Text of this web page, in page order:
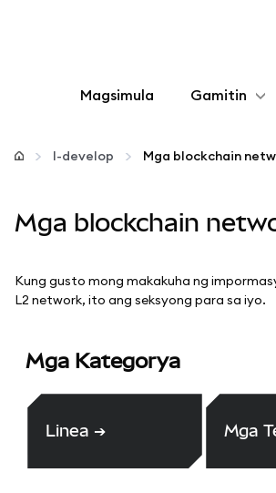
Magsimula Gamitin
I-configure
Manatiling ligtas
I-develop Mga blockchain
Mga blockchain
Kung gusto mong makakuha ng
L2 network, ito ang seksyong para sa iyo.
Mga Kategorya
Linea ➔ Mga